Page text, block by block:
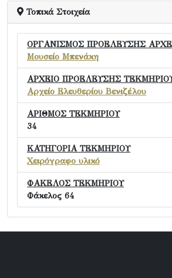
Τοπικά Στοιχεία
ΟΡΓΑΝΙΣΜΟΣ ΠΡΟΕΛΕΥΣΗΣ
Μουσείο Μπενάκη
ΑΡΧΕΙΟ ΠΡΟΕΛΕΥΣΗΣ
Αρχείο Ελευθερίου Βενιζέλου
ΑΡΙΘΜΟΣ ΤΕΚΜΗΡΙΟΥ
34
ΚΑΤΗΓΟΡΙΑ ΤΕΚΜΗΡΙΟΥ
Χειρόγραφο υλικό
ΦΑΚΕΛΟΣ ΤΕΚΜΗΡΙΟΥ
Φάκελος 64